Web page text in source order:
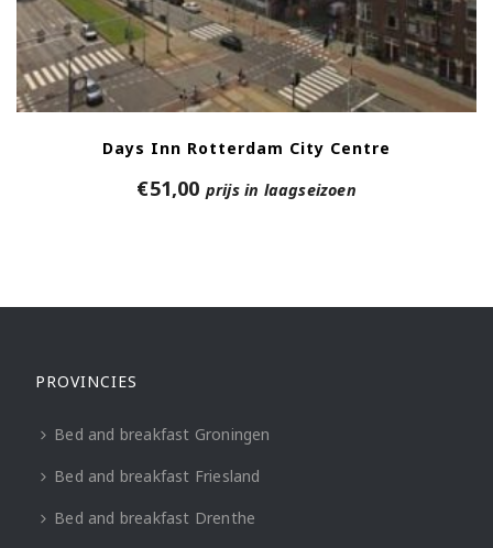
Days Inn Rotterdam City Centre
€51,00 prijs in laagseizoen
PROVINCIES
Bed and breakfast Groningen
Bed and breakfast Friesland
Bed and breakfast Drenthe